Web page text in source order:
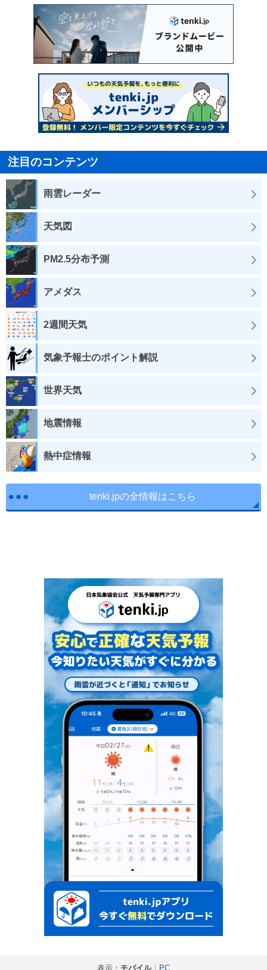
注目のコンテンツ
雨雲レーダー
天気図
PM2.5分布予測
アメダス
2週間天気
気象予報士のポイント解説
世界天気
地震情報
熱中症情報
tenki.jpの全情報はこちら
表示： モバイル｜ PC